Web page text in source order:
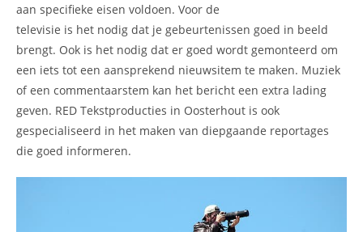
aan specifieke eisen voldoen. Voor de
televisie is het nodig dat je gebeurtenissen goed in beeld
brengt. Ook is het nodig dat er goed wordt gemonteerd om
een iets tot een aansprekend nieuwsitem te maken. Muziek
of een commentaarstem kan het bericht een extra lading
geven. RED Tekstproducties in Oosterhout is ook
gespecialiseerd in het maken van diepgaande reportages
die goed informeren.